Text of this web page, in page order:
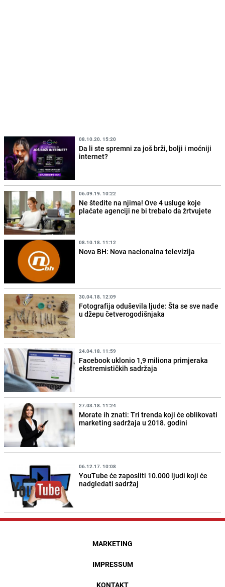
08.10.20. 15:20
Da li ste spremni za još brži, bolji i moćniji
internet?
06.09.19. 10:22
Ne štedite na njima! Ove 4 usluge koje
plaćate agenciji ne bi trebalo da žrtvujete
08.10.18. 11:12
Nova BH: Nova nacionalna televizija
30.04.18. 12:09
Fotografija oduševila ljude: Šta se sve nađe
u džepu četverogodišnjaka
24.04.18. 11:59
Facebook uklonio 1,9 miliona primjeraka
ekstremističkih sadržaja
27.03.18. 11:24
Morate ih znati: Tri trenda koji će oblikovati
marketing sadržaja u 2018. godini
06.12.17. 10:08
YouTube će zaposliti 10.000 ljudi koji će
nadgledati sadržaj
MARKETING
IMPRESSUM
KONTAKT